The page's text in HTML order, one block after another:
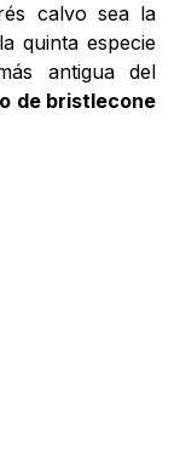
calvo sea la
quinta especie
antigua del
de bristlecone